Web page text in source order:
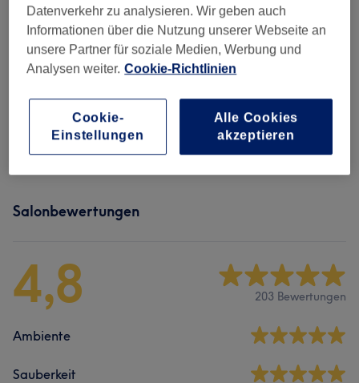
Wimpernverlängerung &
Wimpernlifting (2)
ab 54 €
Gesichtsbehandlungen (9)
1
Salonbewertungen
4,8 203 Bewertungen
Ambiente
Sauberkeit
Datenverkehr zu analysieren. Wir geben auch
Informationen über die Nutzung unserer Webseite an
unsere Partner für soziale Medien, Werbung und
Analysen weiter. Cookie-Richtlinien
Cookie-
Einstellungen
Alle Cookies
akzeptieren